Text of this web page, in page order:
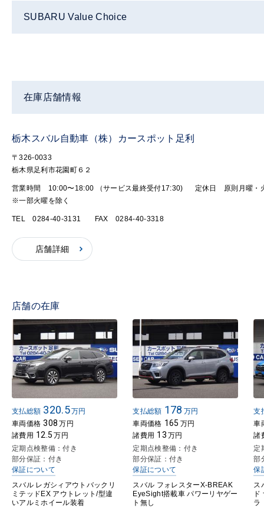
SUBARU Value Choice
在庫店舗情報
栃木スバル自動車（株）カースポット足利
〒326-0033
栃木県足利市花園町６２
営業時間 10:00〜18:00 （サービス最終受付17:30)
定休日 原則月曜・
※一部火曜を除く
TEL 0284-40-3131 FAX 0284-40-3318
店舗詳細
店舗の在庫
支払総額 320.5万円
車両価格 308 万円
諸費用 12.5 万円
定期点検整備：付き
部分保証：付き
保証について
スバル レガシィアウトバックリ
ミテッドEX アウトレット/型違
いアルミホイール装着
支払総額 178 万円
車両価格 165 万円
諸費用 13 万円
定期点検整備：付き
部分保証：付き
保証について
スバル フォレスターX-BREAK
EyeSight搭載車 パワーリヤゲー
ト無し
支
車
諸
定
部
保
ス
ラ